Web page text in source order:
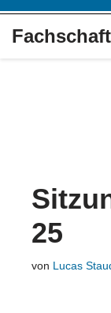
25
von Lucas